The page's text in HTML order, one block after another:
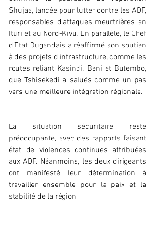
Shujaa, lancée pour lutter contre les ADF,
responsables d'attaques meurtrières en
Ituri et au Nord-Kivu. En parallèle, le Chef
d’Etat Ougandais a réaffirmé son soutien
à des projets d'infrastructure, comme les
routes reliant Kasindi, Beni et Butembo,
que Tshisekedi a salués comme un pas
vers une meilleure intégration régionale.
La situation sécuritaire reste
préoccupante, avec des rapports faisant
état de violences continues attribuées
aux ADF. Néanmoins, les deux dirigeants
ont manifesté leur détermination à
travailler ensemble pour la paix et la
stabilité de la région.